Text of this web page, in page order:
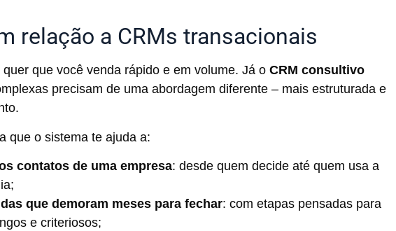
relação a CRMs transacionais
quer que você venda rápido e em volume. Já o CRM consultivo
precisam de uma abordagem diferente – mais estruturada e
que o sistema te ajuda a:
contatos de uma empresa: desde quem decide até quem usa a
que demoram meses para fechar: com etapas pensadas para
e criteriosos;